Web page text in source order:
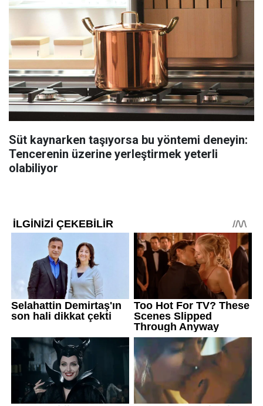
Süt kaynarken taşıyorsa bu yöntemi deneyin:
Tencerenin üzerine yerleştirmek yeterli
olabiliyor